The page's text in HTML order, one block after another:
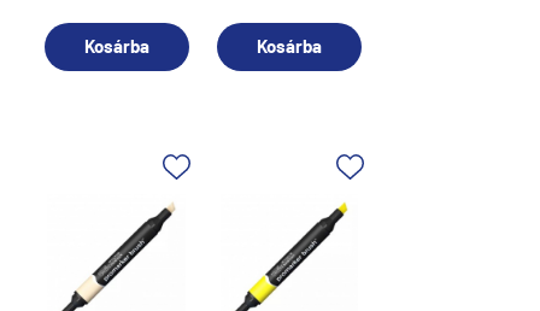
Kosárba Kosárba